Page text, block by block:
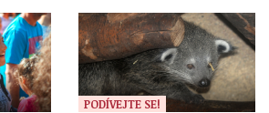
PODÍVEJTE SE!